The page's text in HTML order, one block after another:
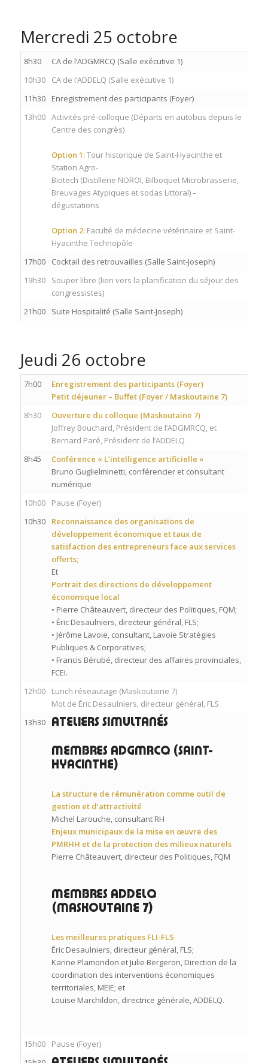
Mercredi 25 octobre
8h30
CA de l’ADGMRCQ (Salle exécutive 1)
10h30
CA de l’ADDELQ (Salle exécutive 1)
11h30
Enregistrement des participants (Foyer)
13h00 Activités pré-colloque (Départs en autobus depuis le
Centre des congrès)
Option 1:Tour historique de Saint-Hyacinthe et
Station Agro-
Biotech (Distillerie NOROI, Bilboquet Microbrasserie,
Breuvages Atypiques et sodas Littoral) –
dégustations
Option 2:Faculté de médecine vétérinaire et Saint-
Hyacinthe Technopôle
17h00
Cocktail des retrouvailles (Salle Saint-Joseph)
19h30
Souper libre (lien vers la planification du séjour des
congressistes)
21h00
Suite Hospitalité (Salle Saint-Joseph)
Jeudi 26 octobre
7h00
Enregistrement des participants (Foyer)
Petit déjeuner – Buffet (Foyer / Maskoutaine 7)
8h30
Ouverture du colloque (Maskoutaine 7)
Joffrey Bouchard, Président de l’ADGMRCQ, et
Bernard Paré, Président de l’ADDELQ
8h45
Conférence « L’intelligence artificielle »
Bruno Guglielminetti, conférencier et consultant
numérique
10h00
Pause (Foyer)
10h30
Reconnaissance des organisations de
développement économique et taux de
satisfaction des entrepreneurs face aux services
offerts;
Et
Portrait des directions de développement
économique local
• Pierre Châteauvert, directeur des Politiques, FQM;
• Éric Desaulniers, directeur général, FLS;
• Jérôme Lavoie, consultant, Lavoie Stratégies
Publiques & Corporatives;
• Francis Bérubé, directeur des affaires provinciales,
FCEI.
12h00
Lunch réseautage (Maskoutaine 7)
Mot de Éric Desaulniers, directeur général, FLS
13h30
ATELIERS SIMULTANÉS
MEMBRES ADGMRCQ (SAINT-
HYACINTHE)
La structure de rémunération comme outil de
gestion et d’attractivité
Michel Larouche, consultant RH
Enjeux municipaux de la mise en œuvre des
PMRHH et de la protection des milieux naturels
Pierre Châteauvert, directeur des Politiques, FQM
MEMBRES ADDELQ
(MASKOUTAINE 7)
Les meilleures pratiques FLI-FLS
Éric Desaulniers, directeur général, FLS;
Karine Plamondon et Julie Bergeron, Direction de la
coordination des interventions économiques
territoriales, MEIE; et
Louise Marchildon, directrice générale, ADDELQ.
15h00
Pause (Foyer)